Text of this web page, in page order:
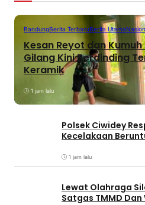
BandungBerita TerbaruBerita Utama
Kesan Reyot dan Kumuh
Gilang Kini Berdinding
Keramik
1 jam lalu
Polsek Ciwidey
Kecelakaan
1 jam lalu
Lewat Olahraga
Satgas TMMD